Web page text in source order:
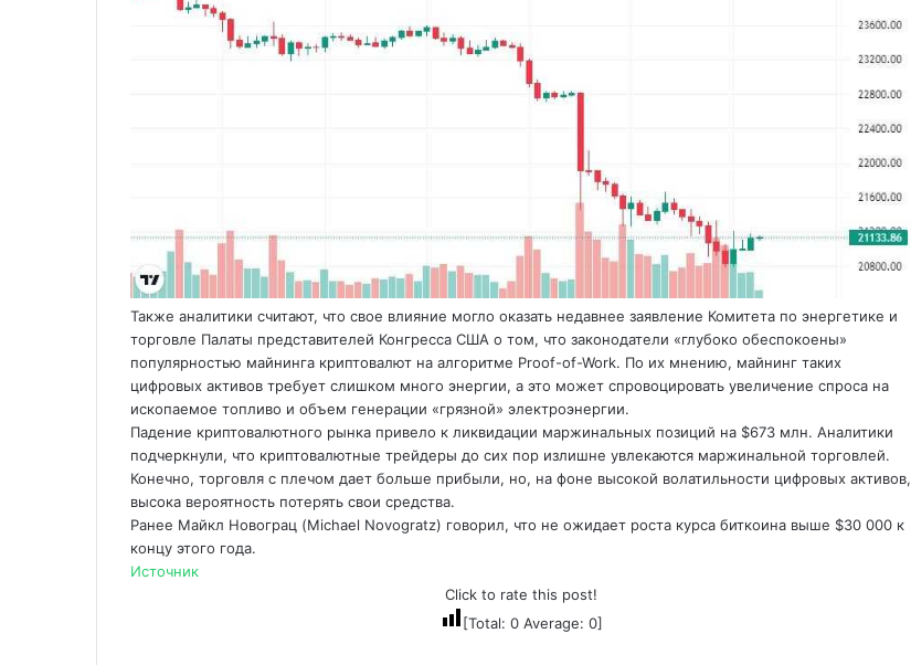
Также аналитики считают, что свое влияние могло оказать недавнее заявление Комитета по энергетике и
торговле Палаты представителей Конгресса США о том, что законодатели «глубоко обеспокоены»
популярностью майнинга криптовалют на алгоритме Proof-of-Work. По их мнению, майнинг таких
цифровых активов требует слишком много энергии, а это может спровоцировать увеличение спроса на
ископаемое топливо и объем генерации «грязной» электроэнергии.
Падение криптовалютного рынка привело к ликвидации маржинальных позиций на $673 млн. Аналитики
подчеркнули, что криптовалютные трейдеры до сих пор излишне увлекаются маржинальной торговлей.
Конечно, торговля с плечом дает больше прибыли, но, на фоне высокой волатильности цифровых активов,
высока вероятность потерять свои средства.
Ранее Майкл Новограц (Michael Novogratz) говорил, что не ожидает роста курса биткоина выше $30 000 к
концу этого года.
Источник
Click to rate this post!
[Total: 0Average: 0]